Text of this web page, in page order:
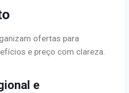
ofertas para
e preço com clareza.
e